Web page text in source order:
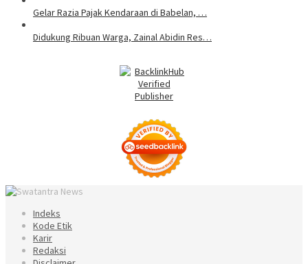
Gelar Razia Pajak Kendaraan di Babelan, …
Didukung Ribuan Warga, Zainal Abidin Res…
Indeks
Kode Etik
Karir
Redaksi